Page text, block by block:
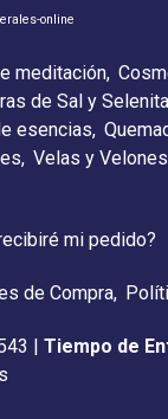
online
meditación
de Sal y Selenita
esencias
Velas y Velones
mi pedido?
de Compra
|Tiempo de